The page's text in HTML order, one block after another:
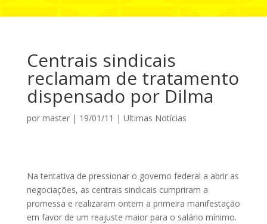
Centrais sindicais
reclamam de tratamento
dispensado por Dilma
por master| 19/01/11 | Ultimas Notícias
Na tentativa de pressionar o governo federal a abrir as
negociações, as centrais sindicais cumpriram a
promessa e realizaram ontem a primeira manifestação
em favor de um reajuste maior para o salário mínimo.